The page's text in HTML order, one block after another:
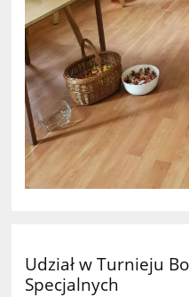
Udział w Turnieju
Specjalnych